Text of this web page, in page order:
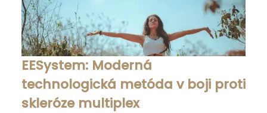
EESystem: Moderná
technologická metóda v boji proti
skleróze multiplex